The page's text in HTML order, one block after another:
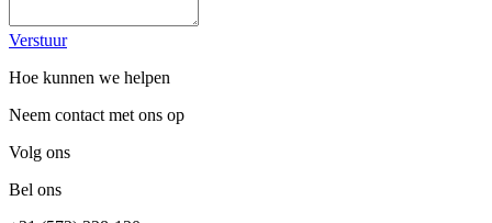
Verstuur
Hoe kunnen we helpen
Neem contact met ons op
Volg ons
Bel ons